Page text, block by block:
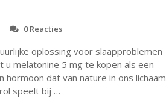
0 Reacties
oplossing voor slaapproblemen
melatonine 5 mg te kopen als een
dat van nature in ons lichaam
speelt bij …